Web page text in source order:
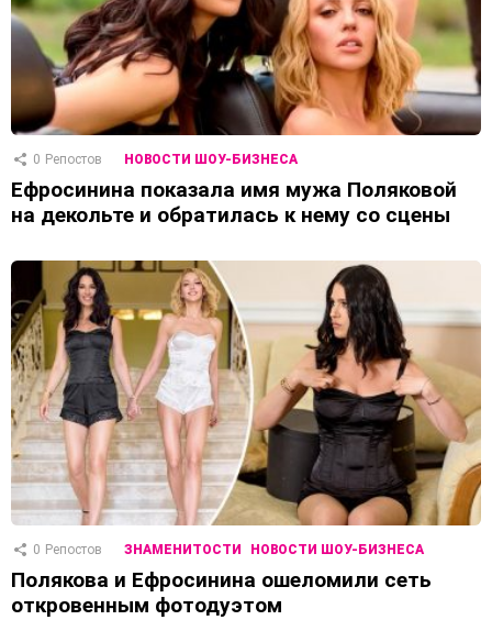
0 Репостов НОВОСТИ ШОУ-БИЗНЕСА
Ефросинина показала имя мужа Поляковой
на декольте и обратилась к нему со сцены
0 Репостов ЗНАМЕНИТОСТИ НОВОСТИ ШОУ-БИЗНЕСА
Полякова и Ефросинина ошеломили сеть
откровенным фотодуэтом